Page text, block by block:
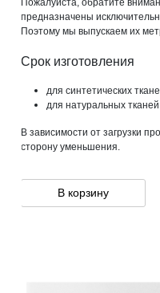
предназначены
Поэтому мы выпускаем их
Срок изготовления
для синтетических
для натуральных
В зависимости от загрузки
сторону уменьшения.
В корзину